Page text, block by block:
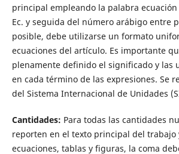
principal empleando la palabra
Ec. y seguida del número arábigo entre
posible, debe utilizarse un formato
ecuaciones del artículo. Es importante
plenamente definido el significado y las
en cada término de las expresiones. Se
del Sistema Internacional de Unidades
Cantidades: Para todas las cantidades
reporten en el texto principal del trabajo
ecuaciones, tablas y figuras, la coma